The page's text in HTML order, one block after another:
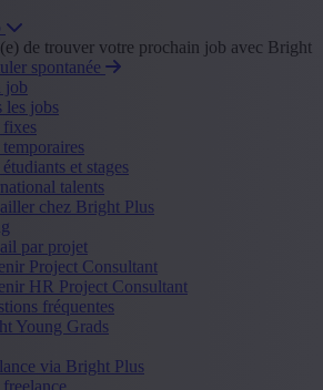
de trouver votre prochain job avec Bright
spontanée
job
les jobs
fixes
temporaires
et stages
talents
chez Bright Plus
par projet
Project Consultant
HR Project Consultant
fréquentes
Young Grads
via Bright Plus
freelance